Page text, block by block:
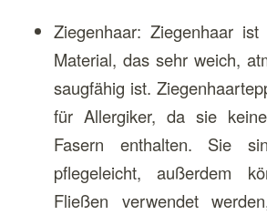
Ziegenhaar: Ziegenhaar
Material, das sehr weich,
saugfähig ist.
für Allergiker, da sie
Fasern enthalten. Sie
pflegeleicht, außerdem
Fließen verwendet